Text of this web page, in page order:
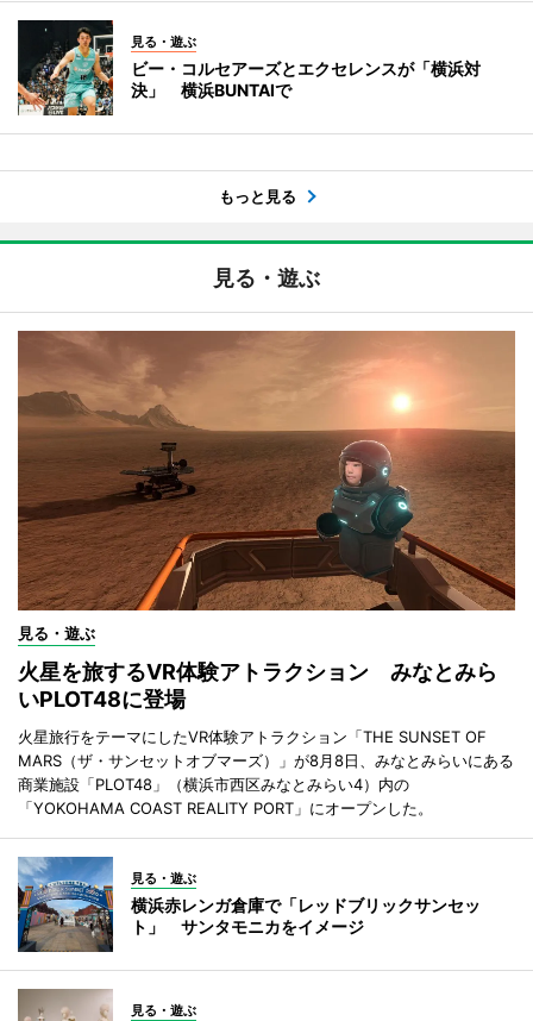
見る・遊ぶ
ビー・コルセアーズとエクセレンスが「横浜対
決」 横浜BUNTAIで
もっと見る
見る・遊ぶ
見る・遊ぶ
火星を旅するVR体験アトラクション みなとみら
いPLOT48に登場
火星旅行をテーマにしたVR体験アトラクション「THE SUNSET OF
MARS（ザ・サンセットオブマーズ）」が8月8日、みなとみらいにある
商業施設「PLOT48」（横浜市西区みなとみらい4）内の
「YOKOHAMA COAST REALITY PORT」にオープンした。
見る・遊ぶ
横浜赤レンガ倉庫で「レッドブリックサンセッ
ト」 サンタモニカをイメージ
見る・遊ぶ